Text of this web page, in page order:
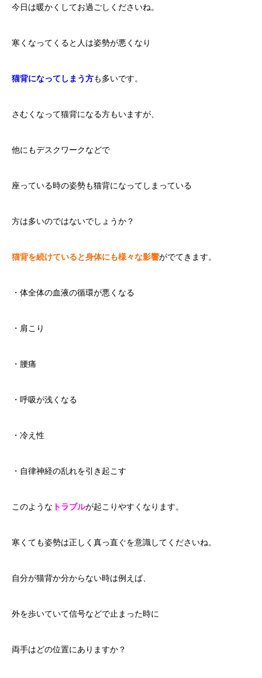
今日は暖かくしてお過ごしくださいね。
寒くなってくると人は姿勢が悪くなり
猫背になってしまう方も多いです。
さむくなって猫背になる方もいますが、
他にもデスクワークなどで
座っている時の姿勢も猫背になってしまっている
方は多いのではないでしょうか？
猫背を続けていると身体にも様々な影響がでてきます。
・体全体の血液の循環が悪くなる
・肩こり
・腰痛
・呼吸が浅くなる
・冷え性
・自律神経の乱れを引き起こす
このような トラブルが起こりやすくなります。
寒くても姿勢は正しく真っ直ぐを意識してくださいね。
自分が猫背か分からない時は例えば、
外を歩いていて信号などで止まった時に
両手はどの位置にありますか？